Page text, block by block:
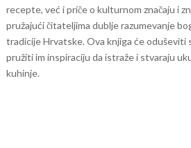
recepte, već i priče o kulturnom značaju i
pružajući čitateljima dublje razumevanje
tradicije Hrvatske. Ova knjiga će oduševiti
pružiti im inspiraciju da istraže i stvaraju
kuhinje.